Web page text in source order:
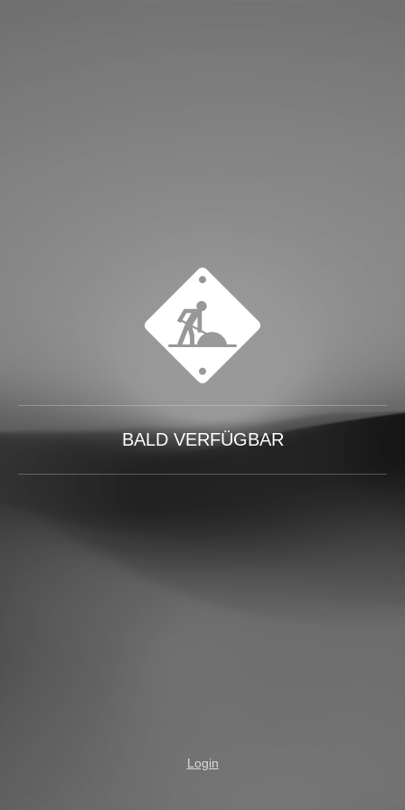
BALD VERFÜGBAR
Login